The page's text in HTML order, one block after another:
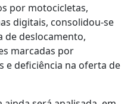
por motocicletas,
digitais, consolidou-se
deslocamento,
marcadas por
e deficiência na oferta de